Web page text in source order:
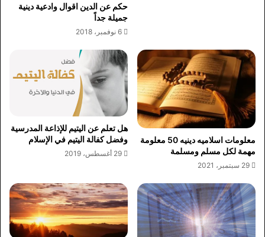
حكم عن الدين اقوال وادعية دينية
جميلة جداً
6 نوفمبر، 2018
معلومات اسلاميه دينيه 50 معلومة
مهمة لكل مسلم ومسلمة
29 سبتمبر، 2021
هل تعلم عن اليتيم للإذاعة المدرسية
وفضل كفالة اليتيم في الإسلام
29 أغسطس، 2019